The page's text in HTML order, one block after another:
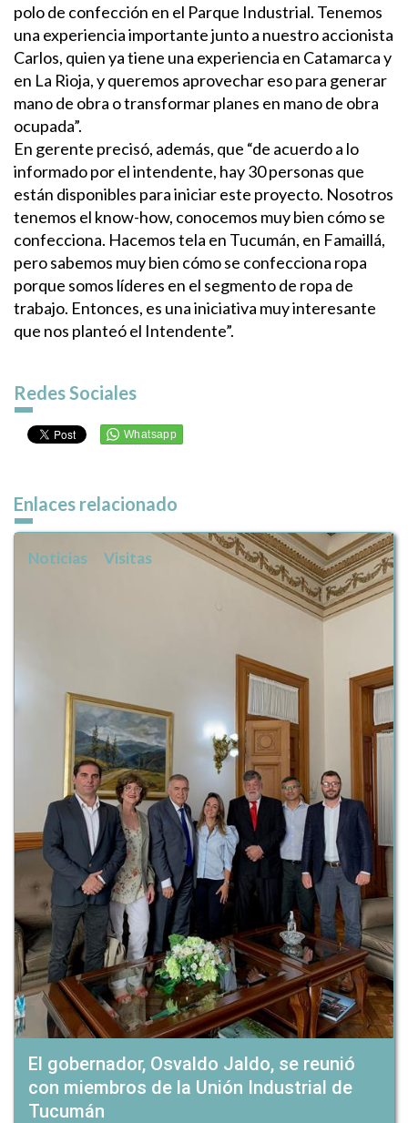
polo de confección en el Parque Industrial. Tenemos
una experiencia importante junto a nuestro accionista
Carlos, quien ya tiene una experiencia en Catamarca y
en La Rioja, y queremos aprovechar eso para generar
mano de obra o transformar planes en mano de obra
ocupada”.
En gerente precisó, además, que “de acuerdo a lo
informado por el intendente, hay 30 personas que
están disponibles para iniciar este proyecto. Nosotros
tenemos el know-how, conocemos muy bien cómo se
confecciona. Hacemos tela en Tucumán, en Famaillá,
pero sabemos muy bien cómo se confecciona ropa
porque somos líderes en el segmento de ropa de
trabajo. Entonces, es una iniciativa muy interesante
que nos planteó el Intendente”.
Redes Sociales
Enlaces relacionado
Noticias Visitas
El gobernador, Osvaldo Jaldo, se reunió
con miembros de la Unión Industrial de
Tucumán